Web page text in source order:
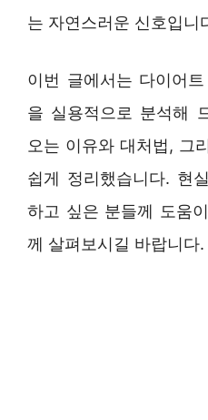
는 자연스러운 신호입니
이번 글에서는 다이어
을 실용적으로 분석해
오는 이유와 대처법, 그
쉽게 정리했습니다. 현
하고 싶은 분들께 도움
께 살펴보시길 바랍니다.